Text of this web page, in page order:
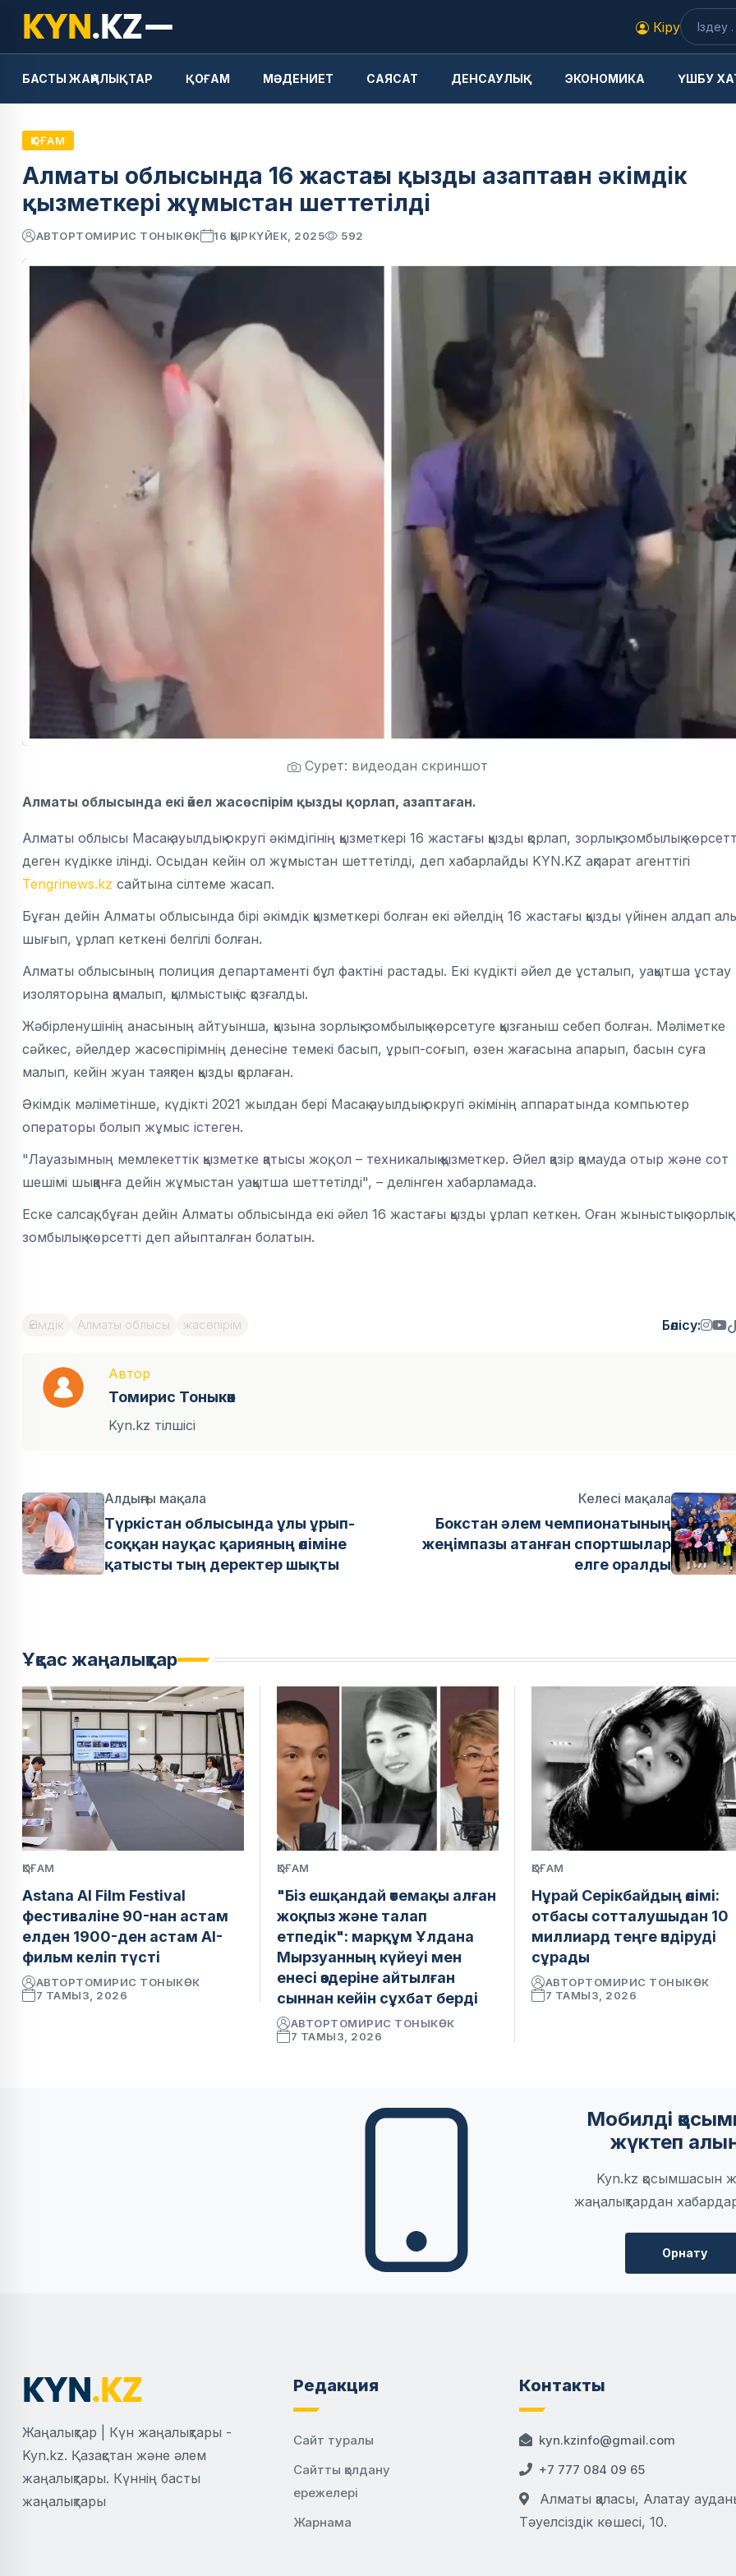
Кіру
БАСТЫ ЖАҢАЛЫҚТАР ҚОҒАМ МӘДЕНИЕТ САЯСАТ ДЕНСАУЛЫҚ ЭКОНОМИКА ҮШБУ
ҚОҒАМ
Алматы облысында 16 жастағы қызды азаптаған әкімдік
қызметкері жұмыстан шеттетілді
АВТОРТОМИРИС ТОНЫКӨК 16 ҚЫРКҮЙЕК, 2025 592
Сурет: видеодан скриншот
Алматы облысында екі әйел жасөспірім қызды қорлап, азаптаған.
Алматы облысы Масақ ауылдық округі әкімдігінің қызметкері 16 жастағы қызды қорлап, зорлық-зомбылық
деген күдікке ілінді. Осыдан кейін ол жұмыстан шеттетілді, деп хабарлайды KYN.KZ ақпарат агенттігі
Tengrinews.kz сайтына сілтеме жасап.
Бұған дейін Алматы облысында бірі әкімдік қызметкері болған екі әйелдің 16 жастағы қызды үйінен алдап
шығып, ұрлап кеткені белгілі болған.
Алматы облысының полиция департаменті бұл фактіні растады. Екі күдікті әйел де ұсталып, уақытша ұстау
изоляторына қамалып, қылмыстық іс қозғалды.
Жәбірленушінің анасының айтуынша, қызына зорлық-зомбылық көрсетуге қызғаныш себеп болған. Мәліметке
сәйкес, әйелдер жасөспірімнің денесіне темекі басып, ұрып-соғып, өзен жағасына апарып, басын суға
малып, кейін жуан таяқпен қызды қорлаған.
Әкімдік мәліметінше, күдікті 2021 жылдан бері Масақ ауылдық округі әкімінің аппаратында компьютер
операторы болып жұмыс істеген.
"Лауазымның мемлекеттік қызметке қатысы жоқ, ол – техникалық қызметкер. Әйел қазір қамауда отыр және сот
шешімі шыққанға дейін жұмыстан уақытша шеттетілді", – делінген хабарламада.
Еске салсақ, бұған дейін Алматы облысында екі әйел 16 жастағы қызды ұрлап кеткен. Оған жыныстық зорлық-
зомбылық көрсетті деп айыпталған болатын.
Әкімдік Алматы облысы жасөпірім Бөлісу:
Автор
Томирис Тоныкөк
Kyn.kz тілшісі
Алдыңғы мақала
Түркістан облысында ұлы ұрып-
соққан науқас қарияның өліміне
қатысты тың деректер шықты
Келесі мақала
Бокстан әлем чемпионатының
жеңімпазы атанған спортшылар
елге оралды
Ұқсас жаңалықтар
ҚОҒАМ
Astana AI Film Festival
фестиваліне 90-нан астам
елден 1900-ден астам AI-
фильм келіп түсті
АВТОРТОМИРИС ТОНЫКӨК
7 ТАМЫЗ, 2026
ҚОҒАМ
"Біз ешқандай өтемақы алған
жоқпыз және талап
етпедік": марқұм Ұлдана
Мырзуанның күйеуі мен
енесі өздеріне айтылған
сыннан кейін сұхбат берді
АВТОРТОМИРИС ТОНЫКӨК
7 ТАМЫЗ, 2026
ҚОҒАМ
Нұрай Серікбайдың өлімі:
отбасы сотталушыдан 10
миллиард теңге өндіруді
сұрады
АВТОРТОМИРИС ТОНЫКӨК
7 ТАМЫЗ, 2026
Мобилді
жүктеп
Kyn.kz қосымшасын
жаңалықтардан
Орнату
Жаңалықтар | Күн жаңалықтары -
Kyn.kz. Қазақстан және әлем
жаңалықтары. Күннің басты
жаңалықтары
Редакция
Сайт туралы
Сайтты қолдану
ережелері
Жарнама
Контакты
kyn.kzinfo@gmail.com
+7 777 084 09 65
Алматы қаласы, Алатау
Тәуелсіздік көшесі, 10.